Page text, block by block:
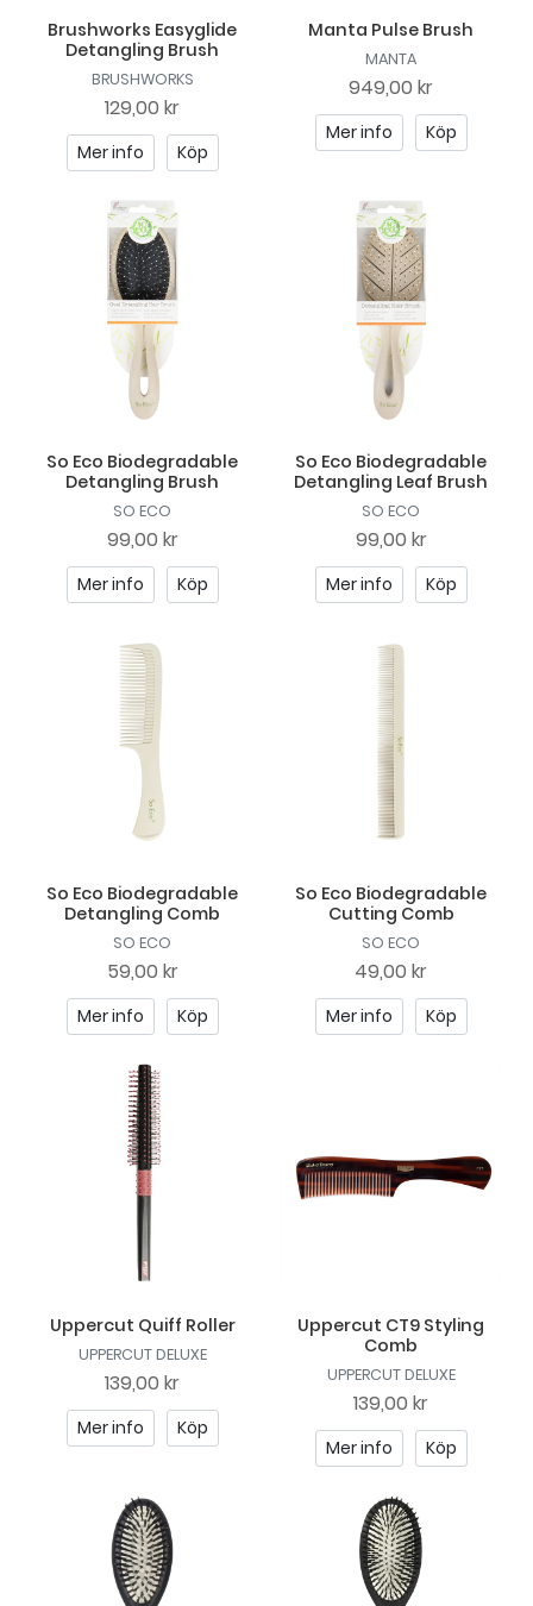
Brushworks Easyglide
Detangling Brush
BRUSHWORKS
129,00 kr
Mer info Köp
Manta Pulse Brush
MANTA
949,00 kr
Mer info Köp
So Eco Biodegradable
Detangling Brush
SO ECO
99,00 kr
Mer info Köp
So Eco Biodegradable
Detangling Leaf Brush
SO ECO
99,00 kr
Mer info Köp
So Eco Biodegradable
Detangling Comb
SO ECO
59,00 kr
Mer info Köp
So Eco Biodegradable
Cutting Comb
SO ECO
49,00 kr
Mer info Köp
Uppercut Quiff Roller
UPPERCUT DELUXE
139,00 kr
Mer info Köp
Uppercut CT9 Styling
Comb
UPPERCUT DELUXE
139,00 kr
Mer info Köp